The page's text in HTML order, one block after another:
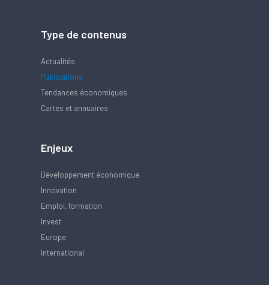
Type de contenus
Actualités
Publications
Tendances économiques
Cartes et annuaires
Enjeux
Développement économique
Innovation
Emploi, formation
Invest
Europe
International